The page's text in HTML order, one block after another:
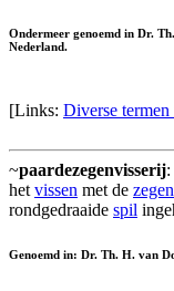
Ondermeer genoemd in Dr.
Nederland.
[Links: Diverse
~paardezegenvisserij:
hetvissen met de zegen
rondgedraaide spil
Genoemd in: Dr. Th. H. van